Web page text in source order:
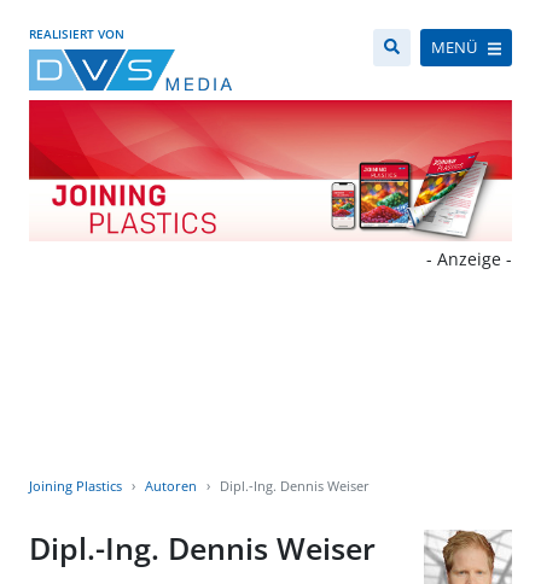
REALISIERT VON
MENÜ
- Anzeige -
Joining Plastics Autoren Dipl.-Ing. Dennis Weiser
Dipl.-Ing. Dennis Weiser